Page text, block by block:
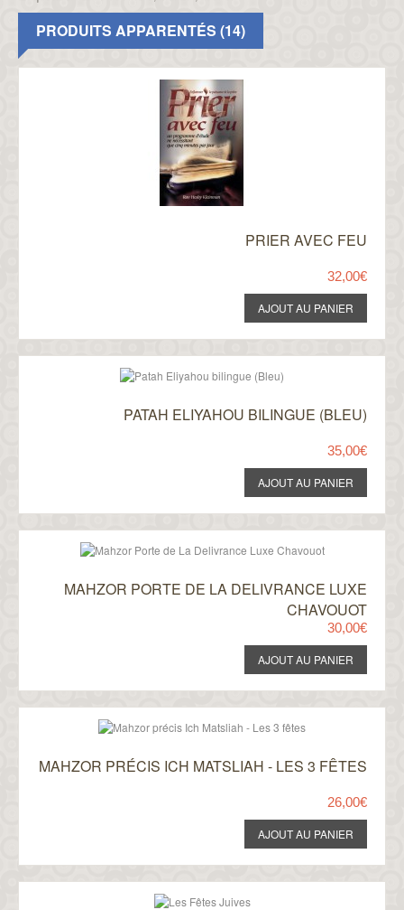
PRODUITS APPARENTÉS (14)
PRIER AVEC FEU
32,00€
PATAH ELIYAHOU BILINGUE (BLEU)
35,00€
MAHZOR PORTE DE LA DELIVRANCE LUXE
CHAVOUOT
30,00€
MAHZOR PRÉCIS ICH MATSLIAH - LES 3 FÊTES
26,00€